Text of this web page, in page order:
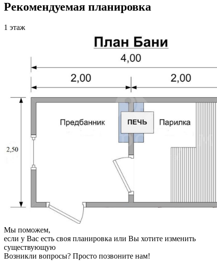
Рекомендуемая планировка
1 этаж
Мы поможем,
если у Вас есть своя планировка или Вы хотите изменить
существующую
Возникли вопросы? Просто позвоните нам!